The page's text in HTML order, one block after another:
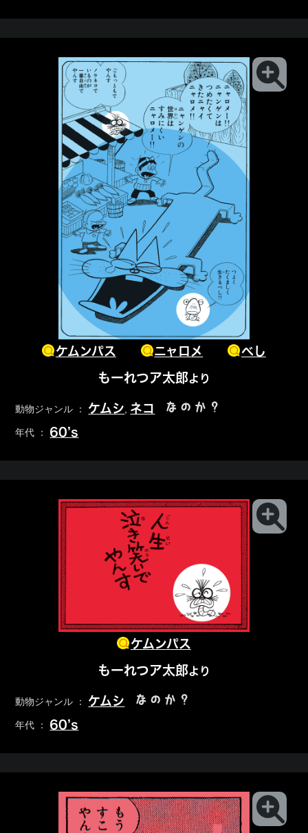
ケムンパス ニャロメ べし
もーれつア太郎より
動物ジャンル ： ケムシ ネコ なのか？
年代 ： 60’s
ケムンパス
もーれつア太郎より
動物ジャンル ： ケムシ なのか？
年代 ： 60’s